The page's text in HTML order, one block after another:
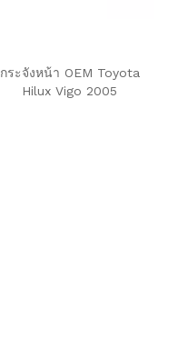
กระจังหน้า OEM Toyota
Hilux Vigo 2005